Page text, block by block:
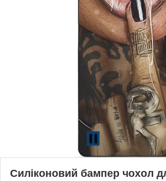
Силіконовий бампер чохол